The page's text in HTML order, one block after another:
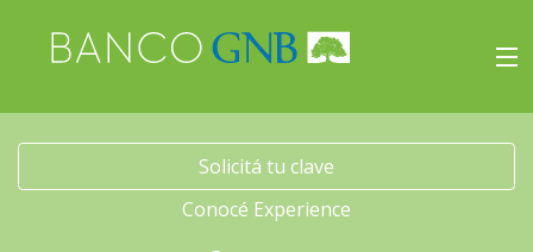
Solicitá tu clave
Conocé Experience